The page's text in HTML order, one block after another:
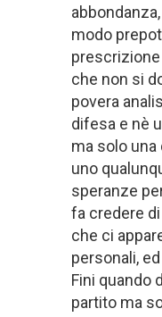
modo
che non si
povera
difesa e nè
ma solo
uno
speranze
fa credere
che ci
personali,
Fini quando
partito ma